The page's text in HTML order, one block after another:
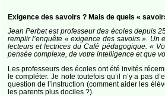
Exigence des savoirs ? Mais de quels «
Jean Perbet est professeur des écoles depuis
remplir l’enquête « exigence des savoirs ».
lecteurs et lectrices du Café pédagogique. «
pensée complexe, de votre intelligence et que
Les professeurs des écoles ont été invités
le compléter. Je note toutefois qu’il n’y a pas
question de l’instruction (comment aider les
les parents plus dociles ?).